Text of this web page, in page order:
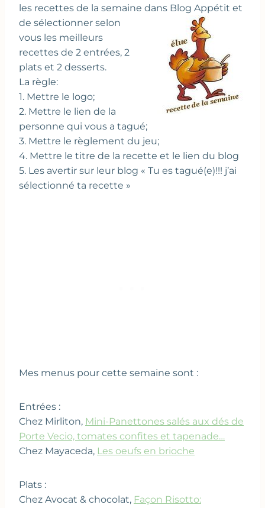
les recettes de la semaine dans Blog Appétit et
de sélectionner selon
vous les meilleurs
recettes de 2 entrées, 2
plats et 2 desserts.
La règle:
1. Mettre le logo;
2. Mettre le lien de la
personne qui vous a tagué;
3. Mettre le règlement du jeu;
4. Mettre le titre de la recette et le lien du blog
5. Les avertir sur leur blog « Tu es tagué(e)!!! j’ai
sélectionné ta recette »
Mes menus pour cette semaine sont :
Entrées :
Chez Mirliton, Mini-Panettones salés aux dés de
Porte Vecio, tomates confites et tapenade…
Chez Mayaceda, Les oeufs en brioche
Plats :
Chez Avocat & chocolat, Façon Risotto: